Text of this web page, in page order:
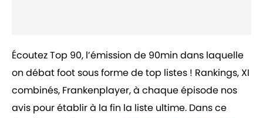
Écoutez Top 90, l’émission de 90min dans laquelle
on débat foot sous forme de top listes ! Rankings, XI
combinés, Frankenplayer, à chaque épisode nos
avis pour établir à la fin la liste ultime. Dans ce